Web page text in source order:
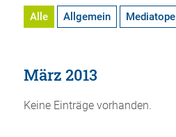
Alle Allgemein Mediatope
März 2013
Keine Einträge vorhanden.